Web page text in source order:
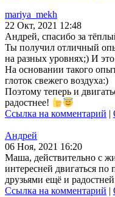
mariya_mekh
22 Окт, 2021 12:48
Андрей, спасибо за
Ты получил отличный
на разных уровнях;) И
На основании такого
глоток свежего воздуха:)
Поэтому теперь и
радостнее!
Ссылка на комментарий |
Андрей
06 Ноя, 2021 16:20
Маша, действительно с
интересней двигаться
друзьями ещё и
Ссылка на комментарий |